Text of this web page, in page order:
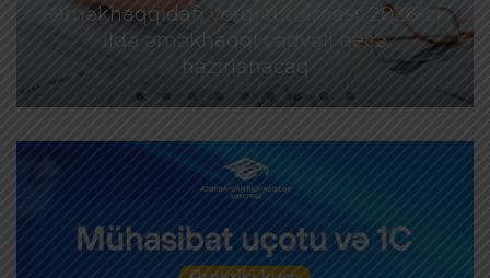
Əməkhaqqıdan vergi tutulması: 2026-cı
ildə əməkhaqqı cədvəli necə
hazırlanacaq